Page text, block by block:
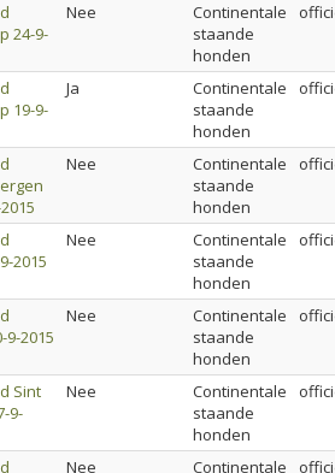
24-9-
Nee
Continentale
staande
honden
19-9-
Ja
Continentale
staande
honden
Nee
Continentale
staande
honden
2015
Nee
Continentale
staande
honden
2015
Nee
Continentale
staande
honden
Sint
9-
Nee
Continentale
staande
honden
Nee
Continentale